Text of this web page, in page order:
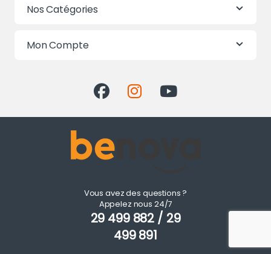
Nos Catégories
Mon Compte
Vous avez des questions ?
Appelez nous 24/7
29 499 882 / 29
499 891